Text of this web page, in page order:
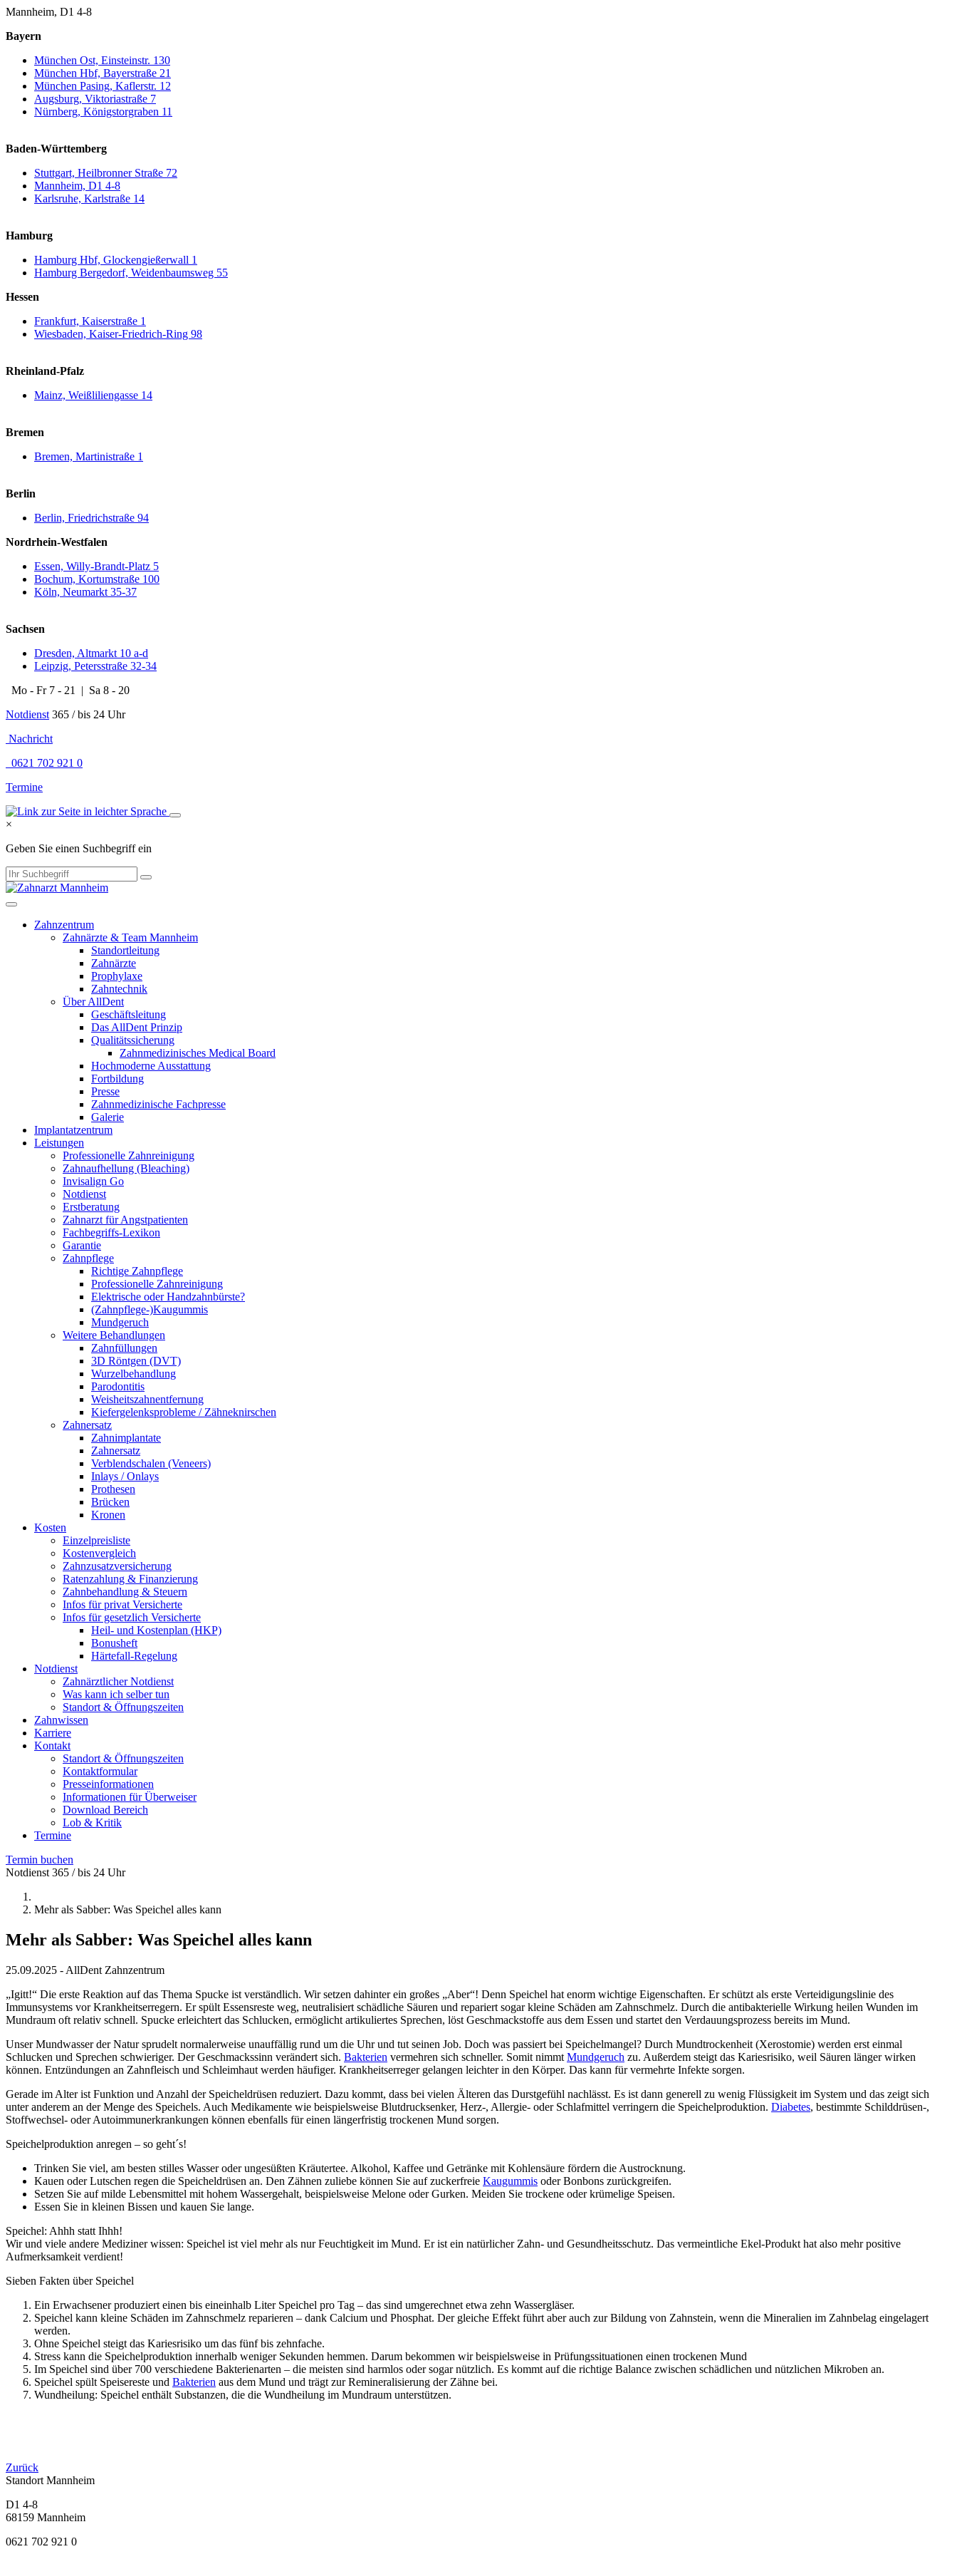
Mannheim, D1 4-8
Bayern
München Ost, Einsteinstr. 130
München Hbf, Bayerstraße 21
München Pasing, Kaflerstr. 12
Augsburg, Viktoriastraße 7
Nürnberg, Königstorgraben 11
Baden-Württemberg
Stuttgart, Heilbronner Straße 72
Mannheim, D1 4-8
Karlsruhe, Karlstraße 14
Hamburg
Hamburg Hbf, Glockengießerwall 1
Hamburg Bergedorf, Weidenbaumsweg 55
Hessen
Frankfurt, Kaiserstraße 1
Wiesbaden, Kaiser-Friedrich-Ring 98
Rheinland-Pfalz
Mainz, Weißliliengasse 14
Bremen
Bremen, Martinistraße 1
Berlin
Berlin, Friedrichstraße 94
Nordrhein-Westfalen
Essen, Willy-Brandt-Platz 5
Bochum, Kortumstraße 100
Köln, Neumarkt 35-37
Sachsen
Dresden, Altmarkt 10 a-d
Leipzig, Petersstraße 32-34
Mo - Fr 7 - 21 | Sa 8 - 20
Notdienst 365 / bis 24 Uhr
​​​ Nachricht
0621 702 921 0
Termine
×
Geben Sie einen Suchbegriff ein
Zahnzentrum
Zahnärzte & Team Mannheim
Standortleitung
Zahnärzte
Prophylaxe
Zahntechnik
Über AllDent
Geschäftsleitung
Das AllDent Prinzip
Qualitätssicherung
Zahnmedizinisches Medical Board
Hochmoderne Ausstattung
Fortbildung
Presse
Zahnmedizinische Fachpresse
Galerie
Implantatzentrum
Leistungen
Professionelle Zahnreinigung
Zahnaufhellung (Bleaching)
Invisalign Go
Notdienst
Erstberatung
Zahnarzt für Angstpatienten
Fachbegriffs-Lexikon
Garantie
Zahnpflege
Richtige Zahnpflege
Professionelle Zahnreinigung
Elektrische oder Handzahnbürste?
(Zahnpflege-)Kaugummis
Mundgeruch
Weitere Behandlungen
Zahnfüllungen
3D Röntgen (DVT)
Wurzelbehandlung
Parodontitis
Weisheitszahnentfernung
Kiefergelenksprobleme / Zähneknirschen
Zahnersatz
Zahnimplantate
Zahnersatz
Verblendschalen (Veneers)
Inlays / Onlays
Prothesen
Brücken
Kronen
Kosten
Einzelpreisliste
Kostenvergleich
Zahnzusatzversicherung
Ratenzahlung & Finanzierung
Zahnbehandlung & Steuern
Infos für privat Versicherte
Infos für gesetzlich Versicherte
Heil- und Kostenplan (HKP)
Bonusheft
Härtefall-Regelung
Notdienst
Zahnärztlicher Notdienst
Was kann ich selber tun
Standort & Öffnungszeiten
Zahnwissen
Karriere
Kontakt
Standort & Öffnungszeiten
Kontaktformular
Presseinformationen
Informationen für Überweiser
Download Bereich
Lob & Kritik
Termine
Termin buchen
Notdienst 365 / bis 24 Uhr
Mehr als Sabber: Was Speichel alles kann
Mehr als Sabber: Was Speichel alles kann
25.09.2025 - AllDent Zahnzentrum
„Igitt!“ Die erste Reaktion auf das Thema Spucke ist verständlich. Wir setzen dahinter ein großes „Aber“! Denn Speichel hat enorm wichtige Eigenschaften. Er schützt als erste Verteidigungslinie des
Immunsystems vor Krankheitserregern. Er spült Essensreste weg, neutralisiert schädliche Säuren und repariert sogar kleine Schäden am Zahnschmelz. Durch die antibakterielle Wirkung heilen Wunden im
Mundraum oft relativ schnell. Spucke erleichtert das Schlucken, ermöglicht artikuliertes Sprechen, löst Geschmackstoffe aus dem Essen und startet den Verdauungsprozess bereits im Mund.
Unser Mundwasser der Natur sprudelt normalerweise unauffällig rund um die Uhr und tut seinen Job. Doch was passiert bei Speichelmangel? Durch Mundtrockenheit (Xerostomie) werden erst einmal
Schlucken und Sprechen schwieriger. Der Geschmackssinn verändert sich. Bakterien vermehren sich schneller. Somit nimmt Mundgeruch zu. Außerdem steigt das Kariesrisiko, weil Säuren länger wirken
können. Entzündungen an Zahnfleisch und Schleimhaut werden häufiger. Krankheitserreger gelangen leichter in den Körper. Das kann für vermehrte Infekte sorgen.
Gerade im Alter ist Funktion und Anzahl der Speicheldrüsen reduziert. Dazu kommt, dass bei vielen Älteren das Durstgefühl nachlässt. Es ist dann generell zu wenig Flüssigkeit im System und das zeigt sich
unter anderem an der Menge des Speichels. Auch Medikamente wie beispielsweise Blutdrucksenker, Herz-, Allergie- oder Schlafmittel verringern die Speichelproduktion. Diabetes, bestimmte Schilddrüsen-,
Stoffwechsel- oder Autoimmunerkrankungen können ebenfalls für einen längerfristig trockenen Mund sorgen.
Speichelproduktion anregen – so geht´s!
Trinken Sie viel, am besten stilles Wasser oder ungesüßten Kräutertee. Alkohol, Kaffee und Getränke mit Kohlensäure fördern die Austrocknung.
Kauen oder Lutschen regen die Speicheldrüsen an. Den Zähnen zuliebe können Sie auf zuckerfreie Kaugummis oder Bonbons zurückgreifen.
Setzen Sie auf milde Lebensmittel mit hohem Wassergehalt, beispielsweise Melone oder Gurken. Meiden Sie trockene oder krümelige Speisen.
Essen Sie in kleinen Bissen und kauen Sie lange.
Speichel: Ahhh statt Ihhh!
Wir und viele andere Mediziner wissen: Speichel ist viel mehr als nur Feuchtigkeit im Mund. Er ist ein natürlicher Zahn- und Gesundheitsschutz. Das vermeintliche Ekel-Produkt hat also mehr positive
Aufmerksamkeit verdient!
Sieben Fakten über Speichel
Ein Erwachsener produziert einen bis eineinhalb Liter Speichel pro Tag – das sind umgerechnet etwa zehn Wassergläser.
Speichel kann kleine Schäden im Zahnschmelz reparieren – dank Calcium und Phosphat. Der gleiche Effekt führt aber auch zur Bildung von Zahnstein, wenn die Mineralien im Zahnbelag eingelagert
werden.
Ohne Speichel steigt das Kariesrisiko um das fünf bis zehnfache.
Stress kann die Speichelproduktion innerhalb weniger Sekunden hemmen. Darum bekommen wir beispielsweise in Prüfungssituationen einen trockenen Mund
Im Speichel sind über 700 verschiedene Bakterienarten – die meisten sind harmlos oder sogar nützlich. Es kommt auf die richtige Balance zwischen schädlichen und nützlichen Mikroben an.
Speichel spült Speisereste und Bakterien aus dem Mund und trägt zur Remineralisierung der Zähne bei.
Wundheilung: Speichel enthält Substanzen, die die Wundheilung im Mundraum unterstützen.
Zurück
Standort Mannheim
D1 4-8
68159 Mannheim
0621 702 921 0